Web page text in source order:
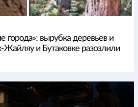
города»: вырубка деревьев и
Жайляу и Бутаковке разозлили